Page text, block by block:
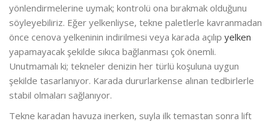
yönlendirmelerine uymak; kontrolü ona bırakmak olduğunu
söyleyebiliriz. Eğer yelkenliyse, tekne paletlerle kavranmadan
önce cenova yelkeninin indirilmesi veya karada açılıp yelken
yapamayacak şekilde sıkıca bağlanması çok önemli.
Unutmamalı ki; tekneler denizin her türlü koşuluna uygun
şekilde tasarlanıyor. Karada dururlarkense alınan tedbirlerle
stabil olmaları sağlanıyor.
Tekne karadan havuza inerken, suyla ilk temastan sonra lift